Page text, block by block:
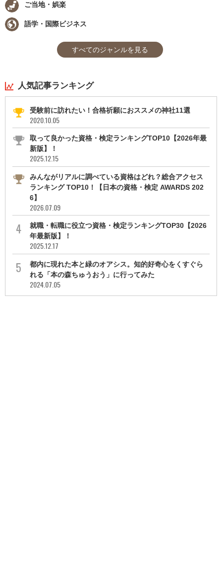
ご当地・娯楽
語学・国際ビジネス
すべてのジャンルを見る
人気記事ランキング
受験前に訪れたい！合格祈願におススメの神社11選
2020.10.05
取って良かった資格・検定ランキングTOP10【2026年最
新版】！
2025.12.15
みんながリアルに調べている資格はどれ？総合アクセス
ランキング TOP10！【日本の資格・検定 AWARDS 202
6】
2026.07.09
就職・転職に役立つ資格・検定ランキングTOP30【2026
年最新版】！
2025.12.17
都内に現れた本と緑のオアシス。知的好奇心をくすぐら
れる「本の森ちゅうおう」に行ってみた
2024.07.05